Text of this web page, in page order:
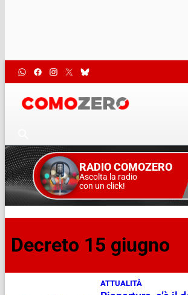
RADIO COMOZERO
Ascolta la radio
con un click!
Decreto 15 giugno
ATTUALITÀ